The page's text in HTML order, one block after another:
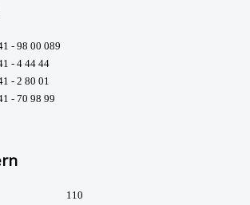
- 98 00 089
- 4 44 44
- 2 80 01
- 70 98 99
110